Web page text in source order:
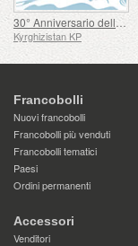
30° Anniversario della Posta Kirghisa
Kyrghizistan KP
Francobolli
Nuovi francobolli
Francobolli più venduti
Francobolli tematici
Paesi
Ordini permanenti
Accessori
Venditori